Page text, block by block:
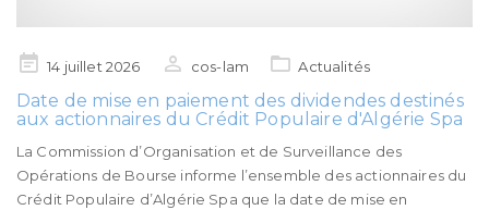
Posted14 juillet 2026 cos-lam Actualités
Date de mise en paiement des dividendes destinés
aux actionnaires du Crédit Populaire d'Algérie Spa
La Commission d’Organisation et de Surveillance des
Opérations de Bourse informe l’ensemble des actionnaires du
Crédit Populaire d’Algérie Spa que la date de mise en